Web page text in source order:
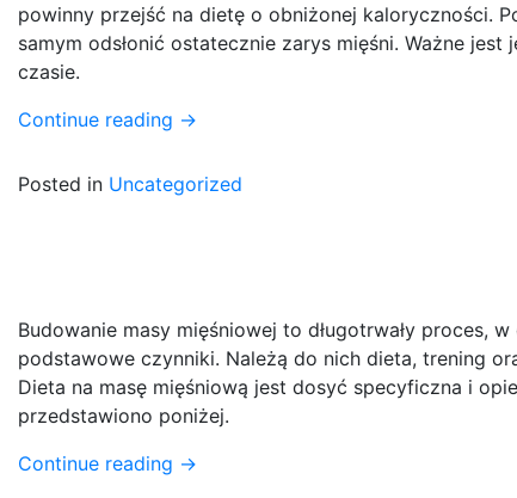
powinny przejść na dietę o obniżonej kaloryczności.
samym odsłonić ostatecznie zarys mięśni. Ważne
czasie.
Continue reading →
Posted in Uncategorized
Budowanie masy mięśniowej to długotrwały proces,
podstawowe czynniki. Należą do nich dieta, trening
Dieta na masę mięśniową jest dosyć specyficzna i
przedstawiono poniżej.
Continue reading →